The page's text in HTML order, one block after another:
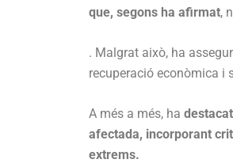
que, segons ha afirmat,
. Malgrat això, ha
recuperació econòmica i
A més a més, ha
afectada, incorporant
extrems.